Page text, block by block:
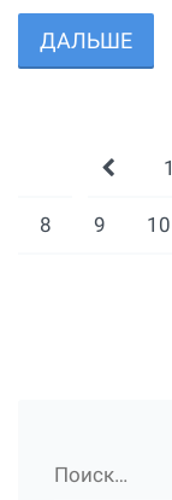
ДАЛЬШЕ
1
8 9 10